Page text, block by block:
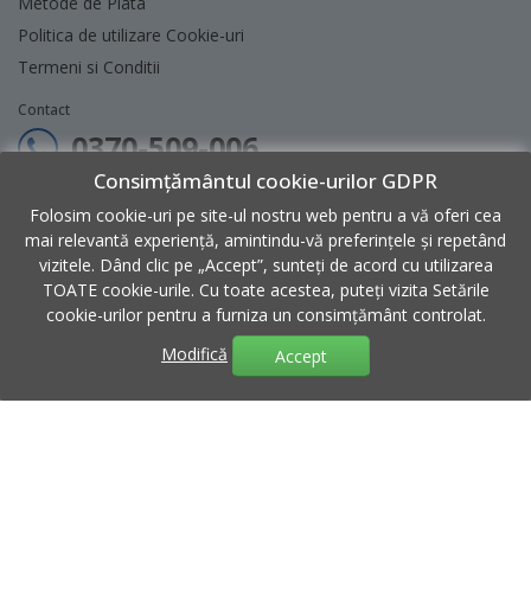
Politica de utilizare Cookie-uri
Termeni si Conditii
Contact
0370-509-006
contact@micul-meserias.ro
Program: Luni - Vineri 9:00 - 18:00
Sediu: Str. 2, Nr. 30, Hala 6, Afumati, Ilfov
Consimțământul cookie-urilor GDPR
Folosim cookie-uri pe site-ul nostru web pentru a vă oferi cea
mai relevantă experiență, amintindu-vă preferințele și repetând
vizitele. Dând clic pe „Accept”, sunteți de acord cu utilizarea
TOATE cookie-urile. Cu toate acestea, puteți vizita Setările
cookie-urilor pentru a furniza un consimțământ controlat.
Modifică
Accept